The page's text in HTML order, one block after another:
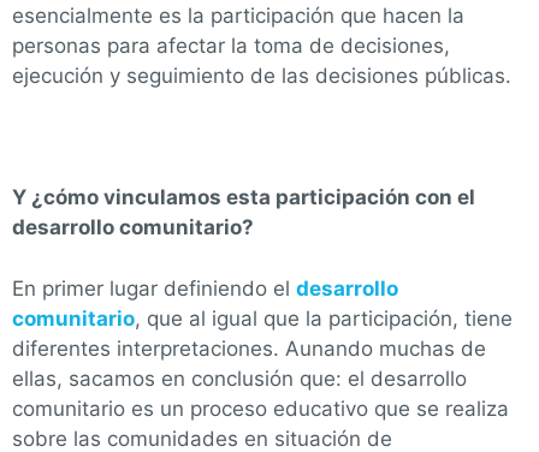
esencialmente es la participación que hacen la
personas para afectar la toma de decisiones,
ejecución y seguimiento de las decisiones públicas.
Y ¿cómo vinculamos esta participación con el
desarrollo comunitario?
En primer lugar definiendo el desarrollo
comunitario, que al igual que la participación, tiene
diferentes interpretaciones. Aunando muchas de
ellas, sacamos en conclusión que: el desarrollo
comunitario es un proceso educativo que se realiza
sobre las comunidades en situación de